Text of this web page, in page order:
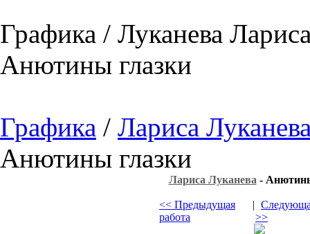
Графика / Луканева
Анютины глазки
Графика / Лариса
Анютины глазки
Лариса Луканева -
<< Предыдущая
работа
|
>>